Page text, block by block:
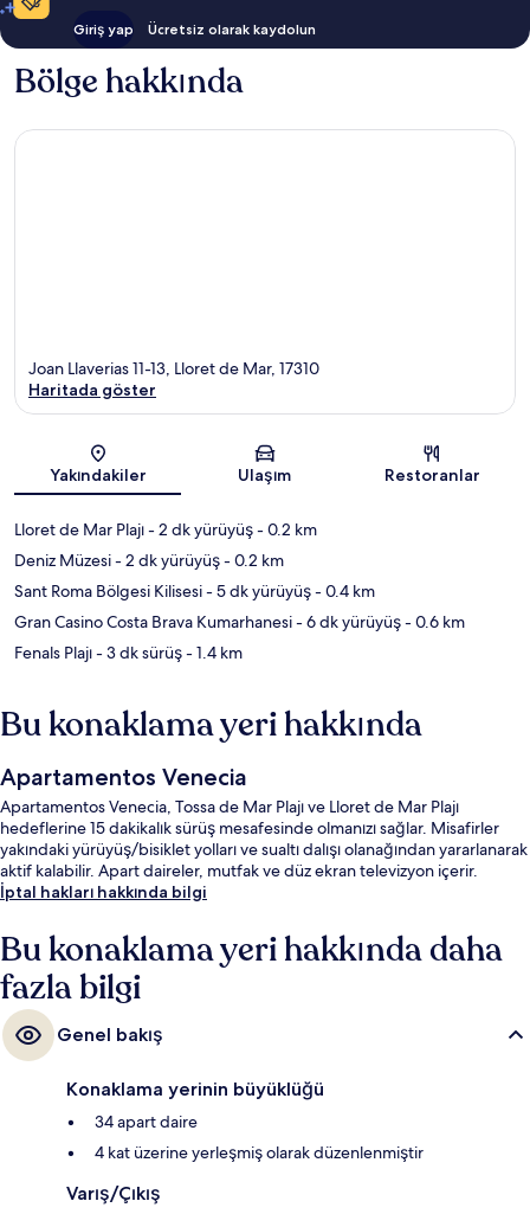
Giriş yap Ücretsiz olarak kaydolun
Bölge hakkında
Harita
Joan Llaverias 11-13, Lloret de Mar, 17310
Haritada göster
Yakındakiler Ulaşım Restoranlar
Lloret de Mar Plajı- 2 dk yürüyüş- 0.2 km
Deniz Müzesi- 2 dk yürüyüş- 0.2 km
Sant Roma Bölgesi Kilisesi- 5 dk yürüyüş- 0.4 km
Gran Casino Costa Brava Kumarhanesi- 6 dk yürüyüş- 0.6 km
Fenals Plajı- 3 dk sürüş- 1.4 km
Bu konaklama yeri hakkında
Apartamentos Venecia
Apartamentos Venecia, Tossa de Mar Plajı ve Lloret de Mar Plajı
hedeflerine 15 dakikalık sürüş mesafesinde olmanızı sağlar. Misafirler
yakındaki yürüyüş/bisiklet yolları ve sualtı dalışı olanağından yararlanarak
aktif kalabilir. Apart daireler, mutfak ve düz ekran televizyon içerir.
İptal hakları hakkında bilgi
Bu konaklama yeri hakkında daha
fazla bilgi
Genel bakış
Konaklama yerinin büyüklüğü
34 apart daire
4 kat üzerine yerleşmiş olarak düzenlenmiştir
Varış/Çıkış